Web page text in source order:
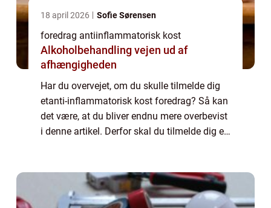
18 april 2026 Sofie Sørensen
foredrag antiinflammatorisk kost
Alkoholbehandling vejen ud af
afhængigheden
Har du overvejet, om du skulle tilmelde dig
etanti-inflammatorisk kost foredrag? Så kan
det være, at du bliver endnu mere overbevist
i denne artikel. Derfor skal du tilmelde dig et